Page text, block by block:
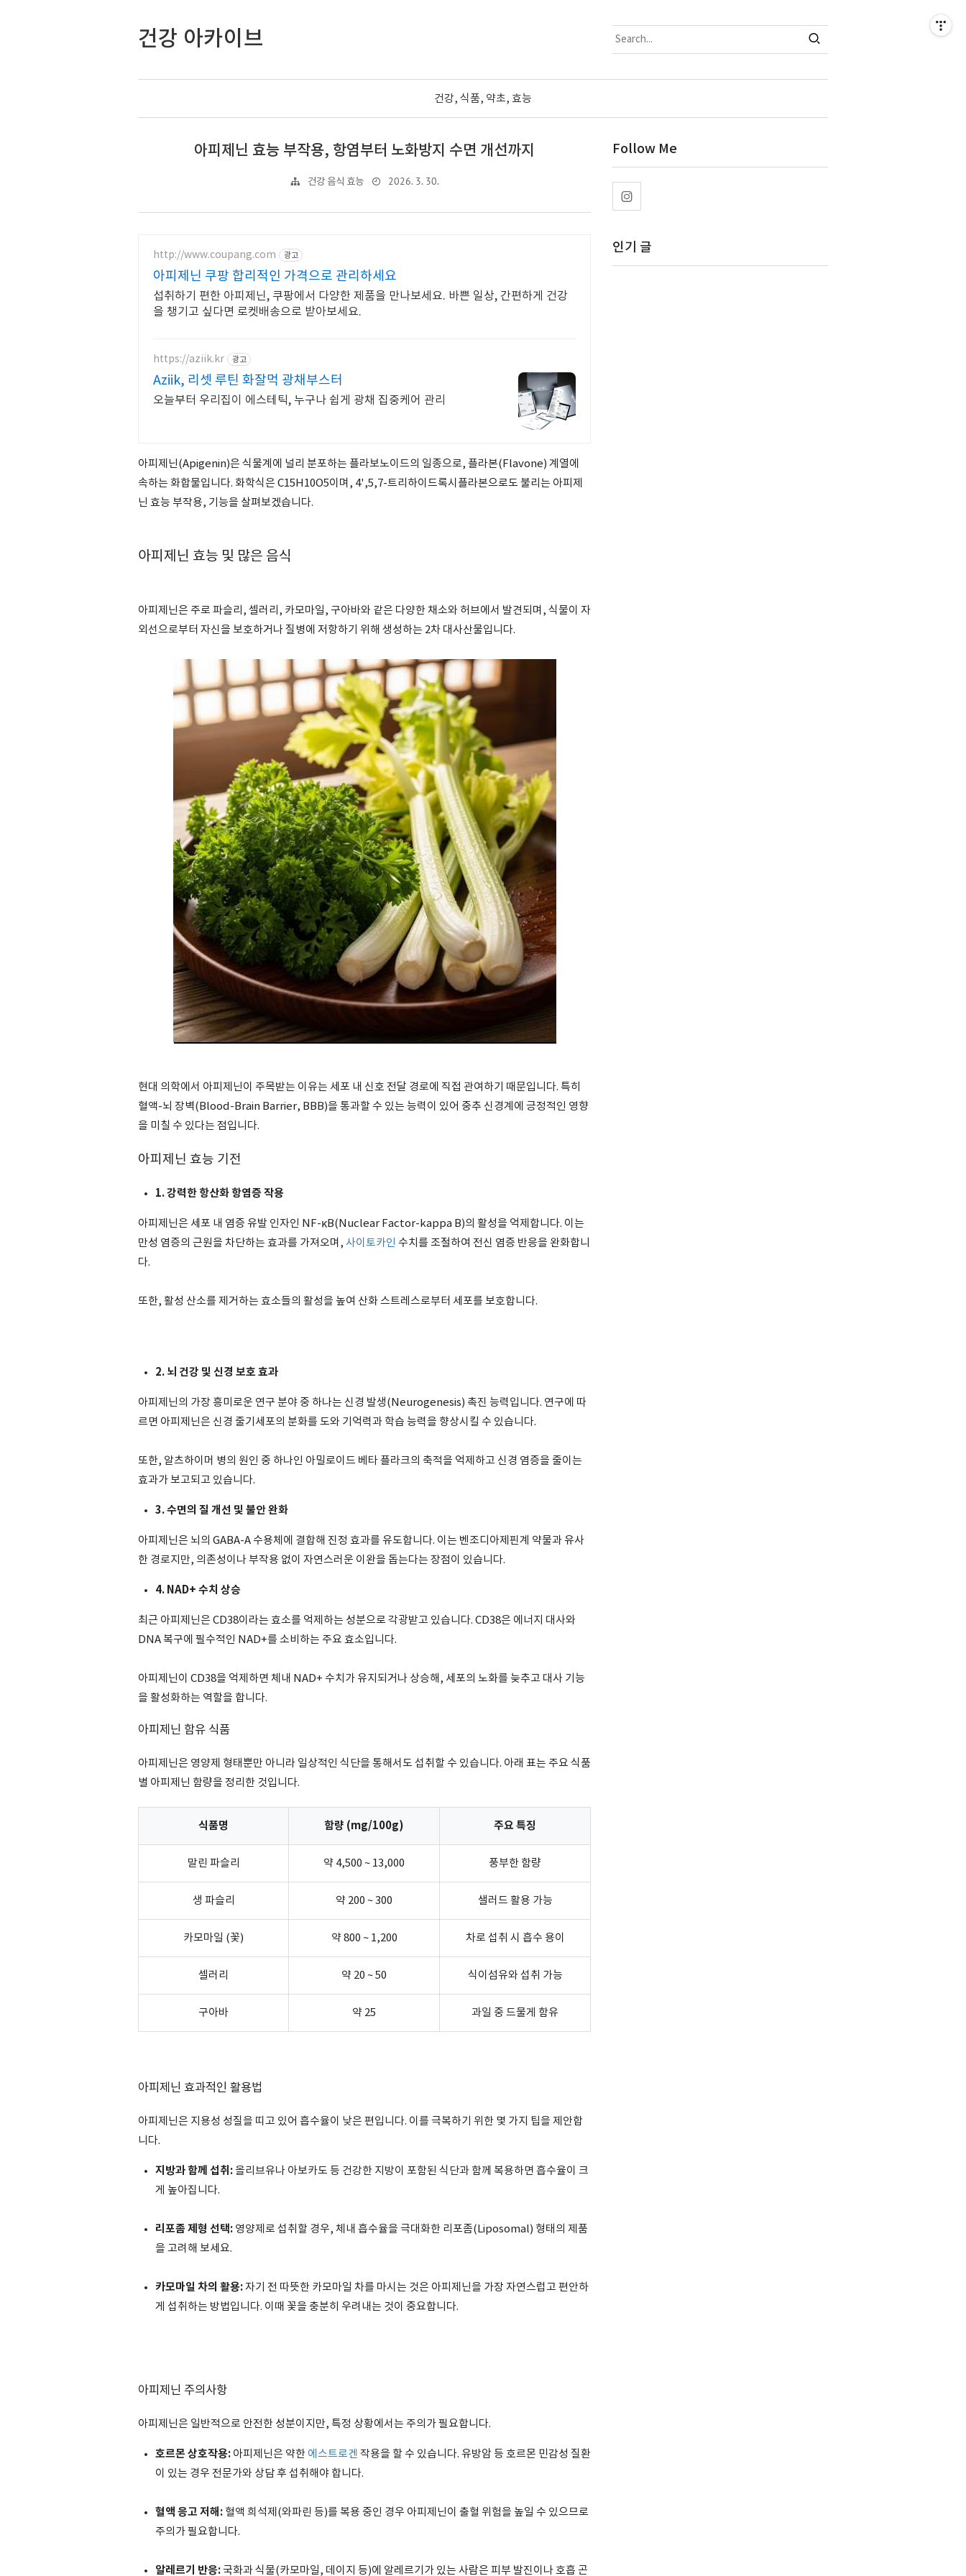
건강 아카이브
건강, 식품, 약초, 효능
아피제닌 효능 부작용, 항염부터 노화방지 수면 개선까지
건강 음식 효능 2026. 3. 30.
http://www.coupang.com 광고
아피제닌 쿠팡 합리적인 가격으로 관리하세요
섭취하기 편한 아피제닌, 쿠팡에서 다양한 제품을 만나보세요. 바쁜 일상, 간편하게 건강
을 챙기고 싶다면 로켓배송으로 받아보세요.
https://aziik.kr 광고
Aziik, 리셋 루틴 화잘먹 광채부스터
오늘부터 우리집이 에스테틱, 누구나 쉽게 광채 집중케어 관리
아피제닌(Apigenin)은 식물계에 널리 분포하는 플라보노이드의 일종으로, 플라본(Flavone) 계열에
속하는 화합물입니다. 화학식은 C15H10O5이며, 4',5,7-트리하이드록시플라본으로도 불리는 아피제
닌 효능 부작용, 기능을 살펴보겠습니다.
아피제닌 효능 및 많은 음식
아피제닌은 주로 파슬리, 셀러리, 카모마일, 구아바와 같은 다양한 채소와 허브에서 발견되며, 식물이 자
외선으로부터 자신을 보호하거나 질병에 저항하기 위해 생성하는 2차 대사산물입니다.
현대 의학에서 아피제닌이 주목받는 이유는 세포 내 신호 전달 경로에 직접 관여하기 때문입니다. 특히
혈액-뇌 장벽(Blood-Brain Barrier, BBB)을 통과할 수 있는 능력이 있어 중추 신경계에 긍정적인 영향
을 미칠 수 있다는 점입니다.
아피제닌 효능 기전
1. 강력한 항산화 항염증 작용
아피제닌은 세포 내 염증 유발 인자인 NF-κB(Nuclear Factor-kappa B)의 활성을 억제합니다. 이는
만성 염증의 근원을 차단하는 효과를 가져오며, 사이토카인 수치를 조절하여 전신 염증 반응을 완화합니
다.
또한, 활성 산소를 제거하는 효소들의 활성을 높여 산화 스트레스로부터 세포를 보호합니다.
2. 뇌 건강 및 신경 보호 효과
아피제닌의 가장 흥미로운 연구 분야 중 하나는 신경 발생(Neurogenesis) 촉진 능력입니다. 연구에 따
르면 아피제닌은 신경 줄기세포의 분화를 도와 기억력과 학습 능력을 향상시킬 수 있습니다.
또한, 알츠하이머 병의 원인 중 하나인 아밀로이드 베타 플라크의 축적을 억제하고 신경 염증을 줄이는
효과가 보고되고 있습니다.
3. 수면의 질 개선 및 불안 완화
아피제닌은 뇌의 GABA-A 수용체에 결합해 진정 효과를 유도합니다. 이는 벤조디아제핀계 약물과 유사
한 경로지만, 의존성이나 부작용 없이 자연스러운 이완을 돕는다는 장점이 있습니다.
4. NAD+ 수치 상승
최근 아피제닌은 CD38이라는 효소를 억제하는 성분으로 각광받고 있습니다. CD38은 에너지 대사와
DNA 복구에 필수적인 NAD+를 소비하는 주요 효소입니다.
아피제닌이 CD38을 억제하면 체내 NAD+ 수치가 유지되거나 상승해, 세포의 노화를 늦추고 대사 기능
을 활성화하는 역할을 합니다.
아피제닌 함유 식품
아피제닌은 영양제 형태뿐만 아니라 일상적인 식단을 통해서도 섭취할 수 있습니다. 아래 표는 주요 식품
별 아피제닌 함량을 정리한 것입니다.
식품명 함량 (mg/100g) 주요 특징
말린 파슬리 약 4,500 ~ 13,000 풍부한 함량
생 파슬리 약 200 ~ 300 샐러드 활용 가능
카모마일 (꽃) 약 800 ~ 1,200 차로 섭취 시 흡수 용이
셀러리 약 20 ~ 50 식이섬유와 섭취 가능
구아바 약 25 과일 중 드물게 함유
아피제닌 효과적인 활용법
아피제닌은 지용성 성질을 띠고 있어 흡수율이 낮은 편입니다. 이를 극복하기 위한 몇 가지 팁을 제안합
니다.
지방과 함께 섭취:올리브유나 아보카도 등 건강한 지방이 포함된 식단과 함께 복용하면 흡수율이 크
게 높아집니다.
리포좀 제형 선택: 영양제로 섭취할 경우, 체내 흡수율을 극대화한 리포좀(Liposomal) 형태의 제품
을 고려해 보세요.
카모마일 차의 활용:자기 전 따뜻한 카모마일 차를 마시는 것은 아피제닌을 가장 자연스럽고 편안하
게 섭취하는 방법입니다. 이때 꽃을 충분히 우려내는 것이 중요합니다.
아피제닌 주의사항
아피제닌은 일반적으로 안전한 성분이지만, 특정 상황에서는 주의가 필요합니다.
호르몬 상호작용: 아피제닌은 약한 에스트로겐 작용을 할 수 있습니다. 유방암 등 호르몬 민감성 질환
이 있는 경우 전문가와 상담 후 섭취해야 합니다.
혈액 응고 저해: 혈액 희석제(와파린 등)를 복용 중인 경우 아피제닌이 출혈 위험을 높일 수 있으므로
주의가 필요합니다.
알레르기 반응:국화과 식물(카모마일, 데이지 등)에 알레르기가 있는 사람은 피부 발진이나 호흡 곤
Follow Me
인기 글